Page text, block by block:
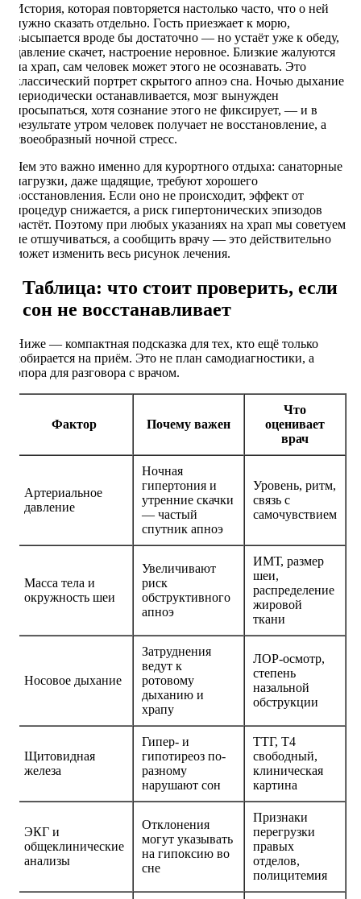
История, которая повторяется настолько часто, что о ней
нужно сказать отдельно. Гость приезжает к морю,
высыпается вроде бы достаточно — но устаёт уже к обеду,
давление скачет, настроение неровное. Близкие жалуются
на храп, сам человек может этого не осознавать. Это
классический портрет скрытого апноэ сна. Ночью дыхание
периодически останавливается, мозг вынужден
просыпаться, хотя сознание этого не фиксирует, — и в
результате утром человек получает не восстановление, а
своеобразный ночной стресс.
Чем это важно именно для курортного отдыха: санаторные
нагрузки, даже щадящие, требуют хорошего
восстановления. Если оно не происходит, эффект от
процедур снижается, а риск гипертонических эпизодов
растёт. Поэтому при любых указаниях на храп мы советуем
не отшучиваться, а сообщить врачу — это действительно
может изменить весь рисунок лечения.
Таблица: что стоит проверить, если
сон не восстанавливает
Ниже — компактная подсказка для тех, кто ещё только
собирается на приём. Это не план самодиагностики, а
опора для разговора с врачом.
Фактор Почему важен
Что
оценивает
врач
Артериальное
давление
Ночная
гипертония и
утренние скачки
— частый
спутник апноэ
Уровень, ритм,
связь с
самочувствием
Масса тела и
окружность шеи
Увеличивают
риск
обструктивного
апноэ
ИМТ, размер
шеи,
распределение
жировой
ткани
Носовое дыхание
Затруднения
ведут к
ротовому
дыханию и
храпу
ЛОР-осмотр,
степень
назальной
обструкции
Щитовидная
железа
Гипер- и
гипотиреоз по-
разному
нарушают сон
ТТГ, Т4
свободный,
клиническая
картина
ЭКГ и
общеклинические
анализы
Отклонения
могут указывать
на гипоксию во
сне
Признаки
перегрузки
правых
отделов,
полицитемия